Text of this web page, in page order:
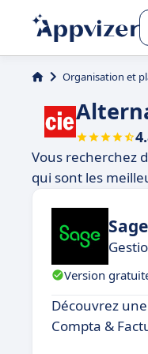
Organisation et
Vous recherchez
qui sont les
Version
Découvrez
Compta &